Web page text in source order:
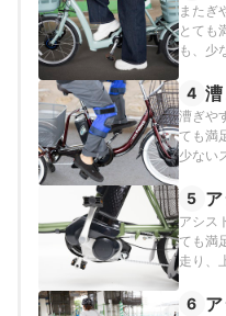
またぎ
とても
も、少
た。
4
漕ぎや
ても満
少ない
た。
5
アシス
ても満
走り、
証を
6